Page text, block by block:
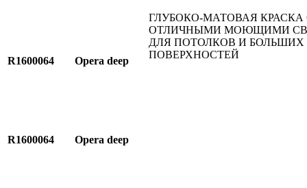
ГЛУБОКО-МАТОВАЯ КРАСКА
ОТЛИЧНЫМИ МОЮЩИМИ
ДЛЯ ПОТОЛКОВ И БОЛЬШИХ
ПОВЕРХНОСТЕЙ
R1600064 Opera deep
R1600064 Opera deep